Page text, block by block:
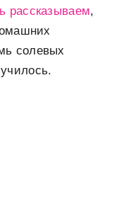
рассказываем,
солевых